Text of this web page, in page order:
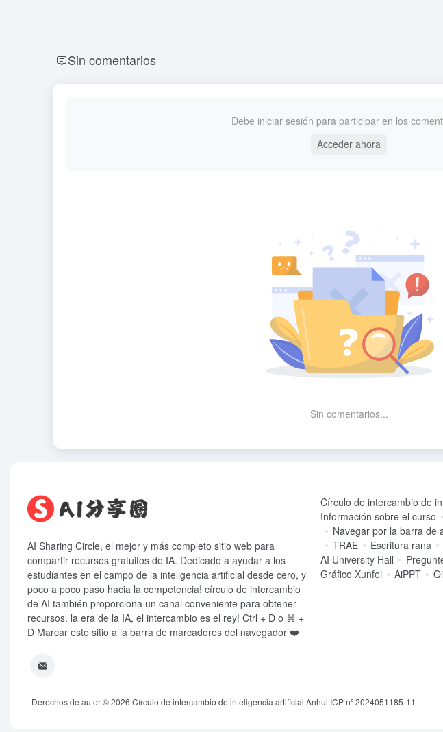
Sin comentarios
Debe iniciar sesión para participar en los
Acceder ahora
Sin comentarios...
AI Sharing Circle, el mejor y más completo sitio web para
compartir recursos gratuitos de IA. Dedicado a ayudar a los
estudiantes en el campo de la inteligencia artificial desde cero, y
poco a poco paso hacia la competencia! círculo de intercambio
de AI también proporciona un canal conveniente para obtener
recursos. la era de la IA, el intercambio es el rey! Ctrl + D o ⌘ +
D Marcar este sitio a la barra de marcadores del navegador ❤️
Círculo de intercambio de
Información sobre el curso
Navegar por la barra de
TRAE
Escritura rana
AI University Hall
Gráfico Xunfei
AiPPT
Derechos de autor © 2026 Círculo de intercambio de inteligencia artificial Anhui ICP nº 2024051185-11